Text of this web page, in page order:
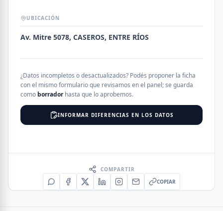
UBICACIÓN
Av. Mitre 5078, CASEROS, ENTRE RÍOS
¿Datos incompletos o desactualizados? Podés proponer la ficha
con el mismo formulario que revisamos en el panel; se guarda
como borradorhasta que lo aprobemos.
INFORMAR DIFERENCIAS EN LOS DATOS
COMPARTIR
COPIAR